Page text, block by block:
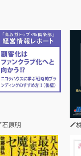
石原明